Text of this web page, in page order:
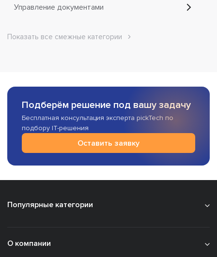
Управление документами
Показать все смежные категории
Подберём решение под вашу задачу
Бесплатная консультация эксперта pickTech по
подбору IT-решения
Оставить заявку
Популярные категории
О компании